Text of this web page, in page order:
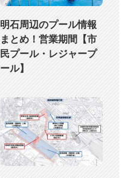
明石周辺のプール情報
まとめ！営業期間【市
民プール・レジャープ
ール】